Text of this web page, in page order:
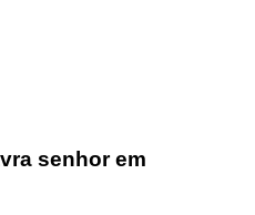
senhor em